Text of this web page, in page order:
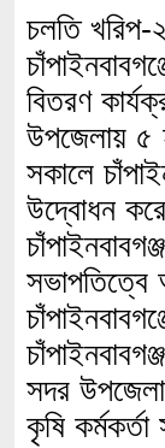
চলতি খরিপ-
বিতরণ
উপজেলায় ৫
সকালে
উদ্বোধন
সভাপতিত্বে
সদর
কৃষি